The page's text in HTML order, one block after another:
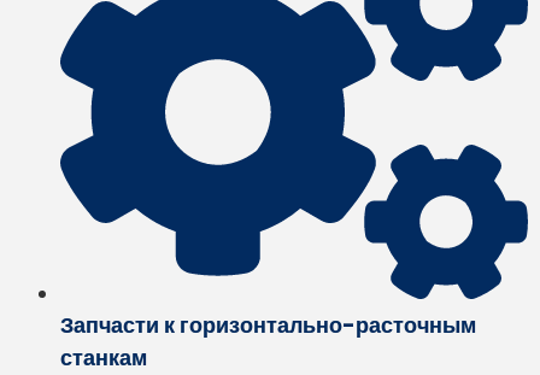
Запчасти к горизонтально-расточным
станкам